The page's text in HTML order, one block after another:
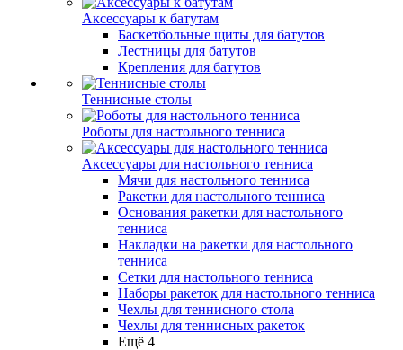
Аксессуары к батутам
Баскетбольные щиты для батутов
Лестницы для батутов
Крепления для батутов
Теннисные столы
Роботы для настольного тенниса
Аксессуары для настольного тенниса
Мячи для настольного тенниса
Ракетки для настольного тенниса
Основания ракетки для настольного
тенниса
Накладки на ракетки для настольного
тенниса
Сетки для настольного тенниса
Наборы ракеток для настольного тенниса
Чехлы для теннисного стола
Чехлы для теннисных ракеток
Ещё 4